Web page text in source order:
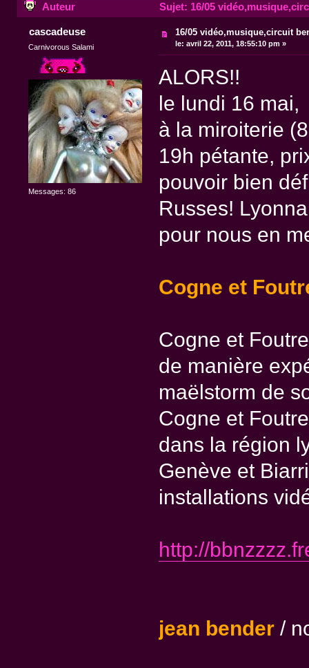
Auteur Sujet: 16/05
cascadeuse
Carnivorous Salami
Messages: 86
16/05 vidéo,musique,circuit
le: avril 22, 2011, 18:55:10 pm »
ALORS!!
le lundi 16 mai,
à la miroiterie
19h pétante,
pouvoir bien
Russes!
pour nous en
Cogne et
Cogne et
de manière
maëlstorm de
Cogne et
dans la région
Genève et
installations
http://
jean bender/